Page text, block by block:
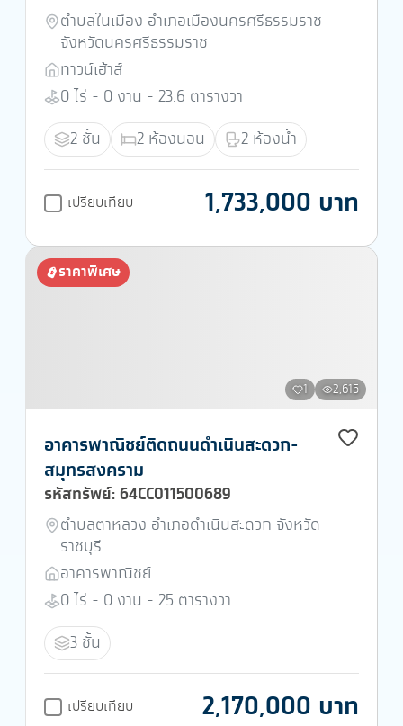
ตำบลในเมือง อำเภอเมืองนครศรีธรรมราช
จังหวัดนครศรีธรรมราช
ทาวน์เฮ้าส์
0 ไร่ - 0 งาน - 23.6 ตารางวา
2 ชั้น
2 ห้องนอน 2 ห้องน้ำ
เปรียบเทียบ 1,733,000 บาท
ราคาพิเศษ
1 2,615
อาคารพาณิชย์ติดถนนดำเนินสะดวก-
สมุทรสงคราม
รหัสทรัพย์: 64CC011500689
ตำบลตาหลวง อำเภอดำเนินสะดวก จังหวัด
ราชบุรี
อาคารพาณิชย์
0 ไร่ - 0 งาน - 25 ตารางวา
3 ชั้น
เปรียบเทียบ 2,170,000 บาท